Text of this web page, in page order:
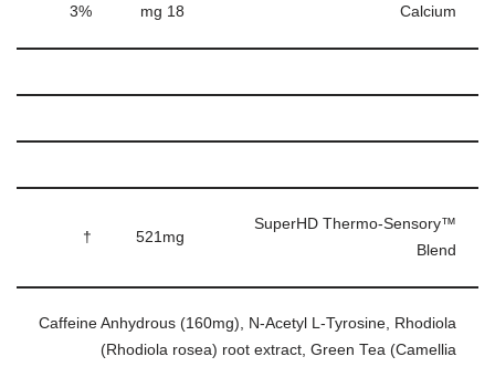
Calcium
18 mg
3%
SuperHD Thermo-Sensory™
Blend
521mg
†
Caffeine Anhydrous (160mg), N-Acetyl L-Tyrosine, Rhodiola
(Rhodiola rosea) root extract, Green Tea (Camellia